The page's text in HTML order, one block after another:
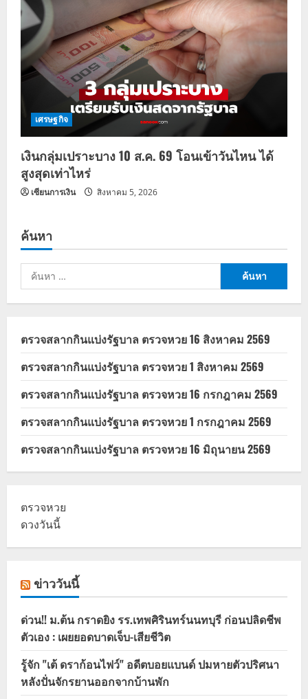
เศรษฐกิจ
เงินกลุ่มเปราะบาง 10 ส.ค. 69 โอนเข้าวันไหน ได้
สูงสุดเท่าไหร่
เซียนการเงิน สิงหาคม 5, 2026
ค้นหา
ค้นหา
สำหรับ:
ตรวจสลากกินแบ่งรัฐบาล ตรวจหวย 16 สิงหาคม 2569
ตรวจสลากกินแบ่งรัฐบาล ตรวจหวย 1 สิงหาคม 2569
ตรวจสลากกินแบ่งรัฐบาล ตรวจหวย 16 กรกฎาคม 2569
ตรวจสลากกินแบ่งรัฐบาล ตรวจหวย 1 กรกฎาคม 2569
ตรวจสลากกินแบ่งรัฐบาล ตรวจหวย 16 มิถุนายน 2569
ตรวจหวย
ดวงวันนี้
ข่าววันนี้
ด่วน!! ม.ต้น กราดยิง รร.เทพศิรินทร์นนทบุรี ก่อนปลิดชีพ
ตัวเอง : เผยยอดบาดเจ็บ-เสียชีวิต
รู้จัก "เต้ ดราก้อนไฟว์" อดีตบอยแบนด์ ปมหายตัวปริศนา
หลังปั่นจักรยานออกจากบ้านพัก